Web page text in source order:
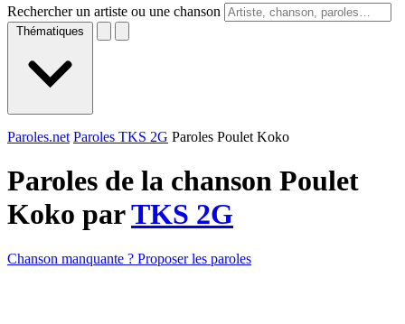
Rechercher un artiste ou une chanson
Thématiques
Paroles.net Paroles TKS 2G Paroles Poulet Koko
Paroles de la chanson Poulet
Koko parTKS 2G
Chanson manquante ? Proposer les paroles